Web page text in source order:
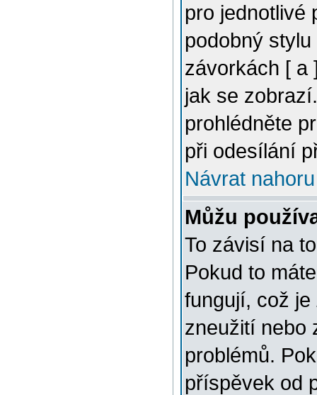
pro jednotlivé
podobný
závorkách [ a
jak se
prohlédněte
při odesílání
Návrat nahoru
Můžu
To závisí na
Pokud to
fungují, což je
zneužití nebo
problémů.
příspěvek od